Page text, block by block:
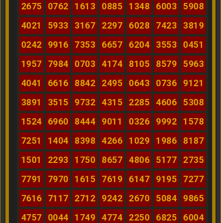
2675
0762 1613 0885 1348 6003
5908
4021
5933 3167 2297 6028 7423
3819
0242
9916 7353 6657 6204 3553
0451
1957
7984 0703 4174 8105 8579
5963
4041
6616 8842 2495 0643 0736
9121
3891
3515 9732 4315 2285 4606
5308
1524
6960 8444 9011 0326 9992
1578
7251
1404 8398 4266 1029 1986
8187
1501
2293 1750 8657 4806 5177
2735
7791
7970 1615 7619 6147 9195
7277
7616
7117 2712 9242 2670 5084
9865
4757
0044 1749 4774 2250 6825
6004